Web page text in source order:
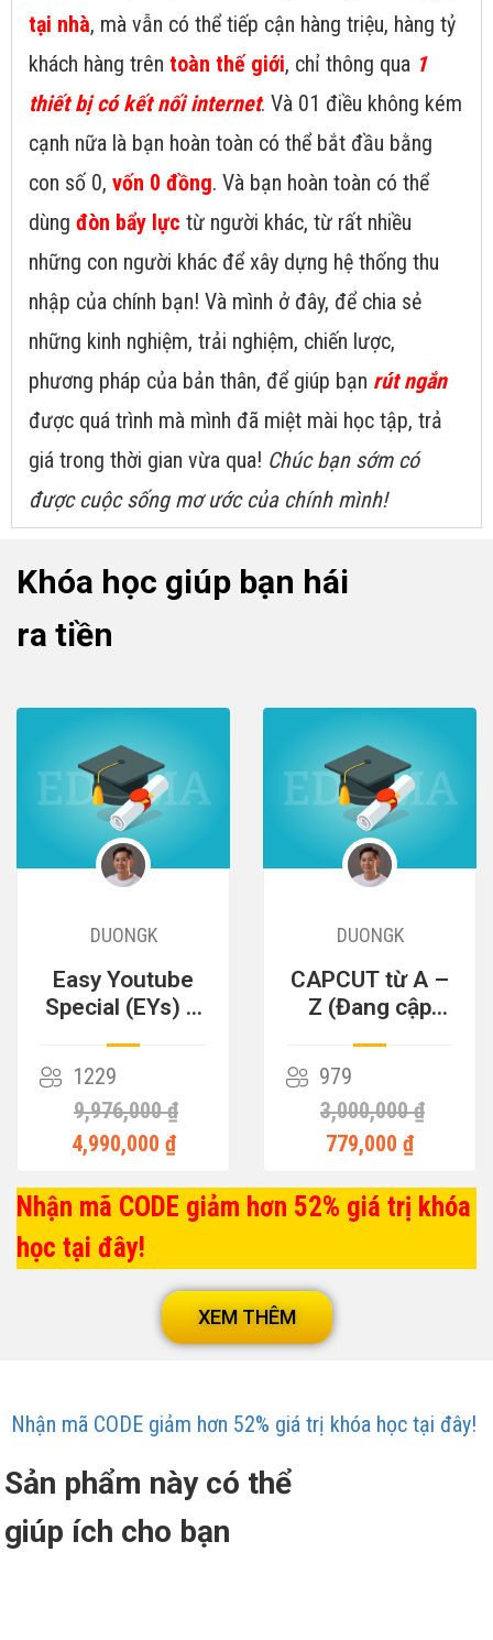
tại nhà, mà vẫn có thể tiếp cận hàng triệu, hàng tỷ
khách hàng trên toàn thế giới, chỉ thông qua 1
thiết bị có kết nối internet. Và 01 điều không kém
cạnh nữa là bạn hoàn toàn có thể bắt đầu bằng
con số 0, vốn 0 đồng. Và bạn hoàn toàn có thể
dùng đòn bẩy lực từ người khác, từ rất nhiều
những con người khác để xây dựng hệ thống thu
nhập của chính bạn! Và mình ở đây, để chia sẻ
những kinh nghiệm, trải nghiệm, chiến lược,
phương pháp của bản thân, để giúp bạn rút ngắn
được quá trình mà mình đã miệt mài học tập, trả
giá trong thời gian vừa qua! Chúc bạn sớm có
được cuộc sống mơ ước của chính mình!
Khóa học giúp bạn hái
ra tiền
DUONGK
Easy Youtube
Special (EYs) –
Tiền
1229
9,976,000 ₫
4,990,000 ₫
DUONGK
CAPCUT từ A –
Z (Đang cập
979
3,000,000 ₫
779,000 ₫
Nhận mã CODE giảm hơn 52% giá trị khóa
học tại đây!
XEM THÊM
Nhận mã CODE giảm hơn 52% giá trị khóa học tại đây!
Sản phẩm này có thể
giúp ích cho bạn